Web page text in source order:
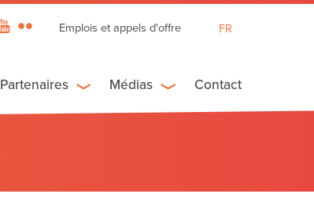
Emplois et appels d'offre
FR
ES
Partenaires Médias Contact